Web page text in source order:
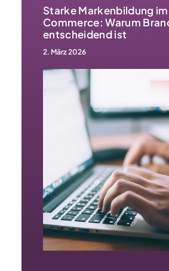
Starke Markenbildung
Commerce: Warum
entscheidend ist
2. März 2026